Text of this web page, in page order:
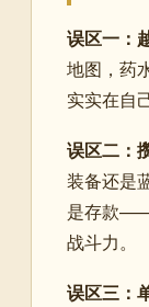
误区一：
地图，药
实实在自
误区二：
装备还是
是存款——
战斗力。
误区三：